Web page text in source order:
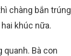
chàng bắn trúng
khúc nữa.
quanh. Bà con